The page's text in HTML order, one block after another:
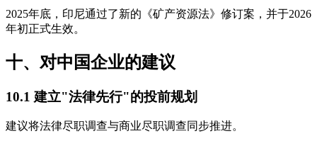
2025年底，印尼通过了新的《矿产资源法》修订案，并于2026
年初正式生效。
十、对中国企业的建议
10.1 建立"法律先行"的投前规划
建议将法律尽职调查与商业尽职调查同步推进。